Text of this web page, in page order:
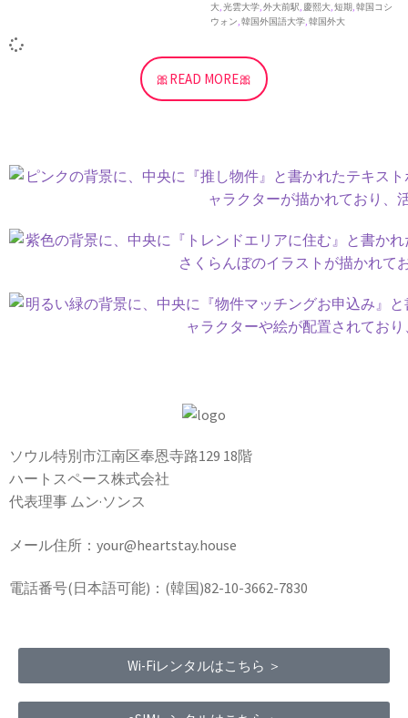
大,光雲大学,外大前駅, 慶熙大,短期,韓国コシ
ウォン,韓国外国語大学,韓国外大
🎀READ MORE🎀
ソウル特別市江南区奉恩寺路129 18階
ハートスペース株式会社
代表理事 ムン·ソンス
メール住所：your@heartstay.house
電話番号(日本語可能)：(韓国)82-10-3662-7830
Wi-Fiレンタルはこちら ＞